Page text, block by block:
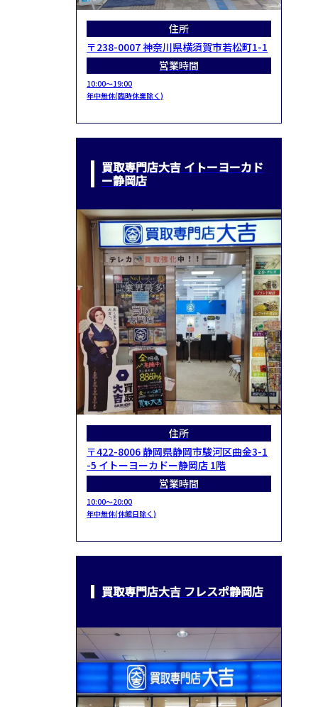
住所
〒238-0007 神奈川県横須賀市若松町1-1
営業時間
10:00～19:00
年中無休(臨時休業除く)
買取専門店大吉 イトーヨーカド
ー静岡店
住所
〒422-8006 静岡県静岡市駿河区曲金3-1
-5 イトーヨーカドー静岡店 1階
営業時間
10:00～20:00
年中無休(休館日除く)
買取専門店大吉 フレスポ静岡店